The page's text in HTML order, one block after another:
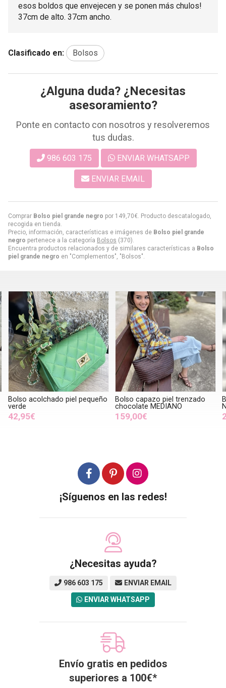
Comprar Bolso piel grande negro por 149,70€. Producto descatalogado,
recogida en tienda.
Precio, información, características e imágenes de Bolso piel grande
negro pertenece a la categoría Bolsos (370).
Encuentra productos relacionados y de similares características a Bolso
piel grande negro en "Complementos", "Bolsos".
esos boldos que envejecen y se ponen más chulos!
37cm de alto. 37cm ancho.
Clasificado en: Bolsos
¿Alguna duda? ¿Necesitas
asesoramiento?
Ponte en contacto con nosotros y resolveremos
tus dudas.
986 603 175 ENVIAR WHATSAPP
ENVIAR EMAIL
Bolso acolchado piel pequeño
verde
42,95€
Bolso capazo piel trenzado
chocolate MEDIANO
159,00€
¡Síguenos en las redes!
¿Necesitas ayuda?
986 603 175 ENVIAR EMAIL
ENVIAR WHATSAPP
Envío gratis en pedidos
superiores a 100€*